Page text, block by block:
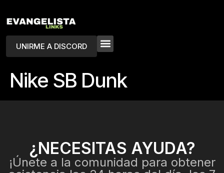
UNIRME A DISCORD
Nike SB Dunk
¿NECESITAS AYUDA?
¡Únete a la comunidad para obtener